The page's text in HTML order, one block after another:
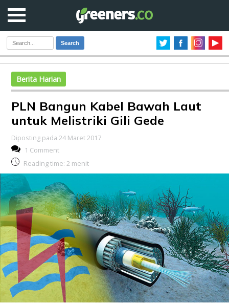
Search
Berita Harian
PLN Bangun Kabel Bawah Laut
untuk Melistriki Gili Gede
Diposting pada 24 Maret 2017
1 Comment
Reading time: 2 menit